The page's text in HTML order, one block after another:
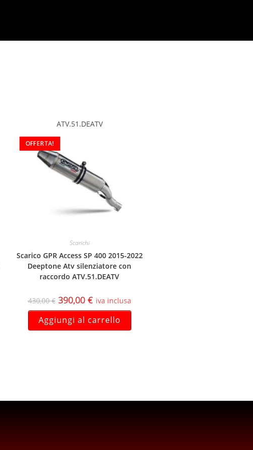
ATV.51.DEATV
OFFERTA!
Scarichi
Scarico GPR Access SP 400 2015-2022
Deeptone Atv silenziatore con
raccordo ATV.51.DEATV
430,00€ 390,00 € iva inclusa
Aggiungi al carrello